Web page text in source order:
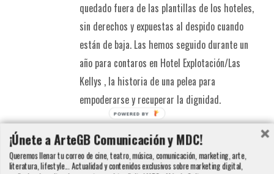
quedado fuera de las plantillas de los hoteles,
sin derechos y expuestas al despido cuando
están de baja. Las hemos seguido durante un
año para contaros en Hotel Explotación/Las
Kellys , la historia de una pelea para
empoderarse y recuperar la dignidad.
¡Únete a ArteGB Comunicación y MDC!
Queremos llenar tu correo de cine, teatro, música, comunicación, marketing, arte,
literatura, lifestyle... Actualidad y contenidos exclusivos sobre marketing digital,
POWERED BY